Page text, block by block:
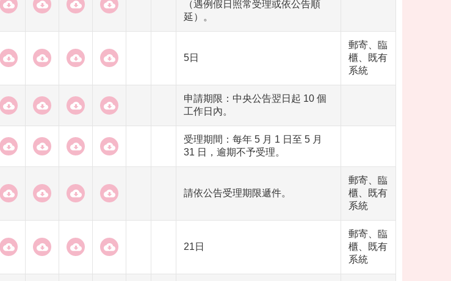
（遇例假日照常受理或依公告順
延）。
5日
郵寄、臨
櫃、既有
系統
申請期限：中央公告翌日起 10 個
工作日內。
受理期間：每年 5 月 1 日至 5 月
31 日，逾期不予受理。
請依公告受理期限遞件。
郵寄、臨
櫃、既有
系統
21日
郵寄、臨
櫃、既有
系統